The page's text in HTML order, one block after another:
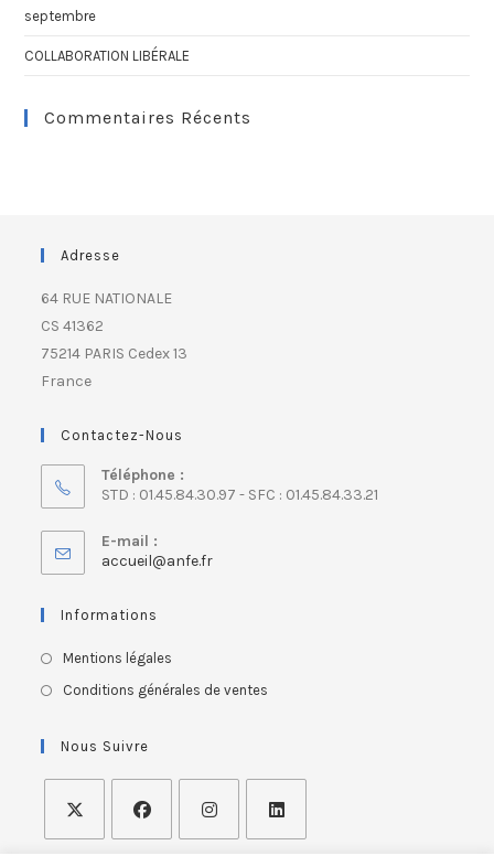
septembre
COLLABORATION LIBÉRALE
Commentaires Récents
Adresse
64 RUE NATIONALE
CS 41362
75214 PARIS Cedex 13
France
Contactez-Nous
Téléphone :
STD : 01.45.84.30.97 - SFC : 01.45.84.33.21
E-mail :
accueil@anfe.fr
Informations
Mentions légales
Conditions générales de ventes
Nous Suivre